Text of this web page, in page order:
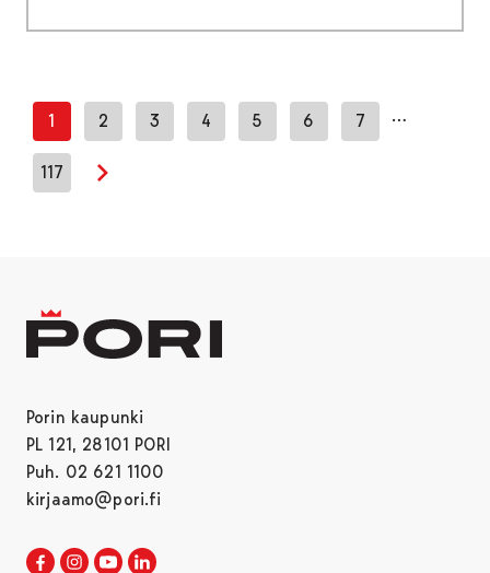
1 2 3 4 5 6 7 …
117
Porin kaupunki
PL 121, 28101 PORI
Puh. 02 621 1100
kirjaamo@pori.fi
Porin kaupunki Facebookissa
Avautuu uudessa välilehdessä
Porin kaupunki Instagramissa
Avautuu uudessa välilehdessä
Porin kaupunki Youtubessa
Avautuu uudessa välilehdessä